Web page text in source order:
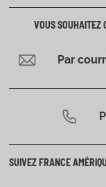
VOUS SOUHAITEZ
Par
SUIVEZ FRANCE